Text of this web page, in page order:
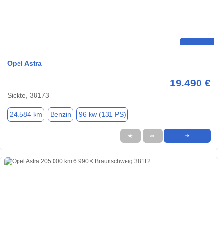
Opel Astra
19.490 €
Sickte, 38173
24.584 km Benzin 96 kw (131 PS)
★ ➦ ➜